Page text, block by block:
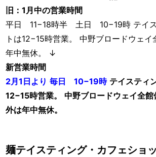
旧：1月中の営業時間
平日 11−18時半 土日 10−19時 テイス
トは12−15時営業。 中野ブロードウェイ
年中無休。 ↓
新営業時間
2月1日より 毎日 10−19時 テイスティ
12−15時営業。
中野ブロードウェイ全
外は年中無休。
麺テイスティング・カフェショ